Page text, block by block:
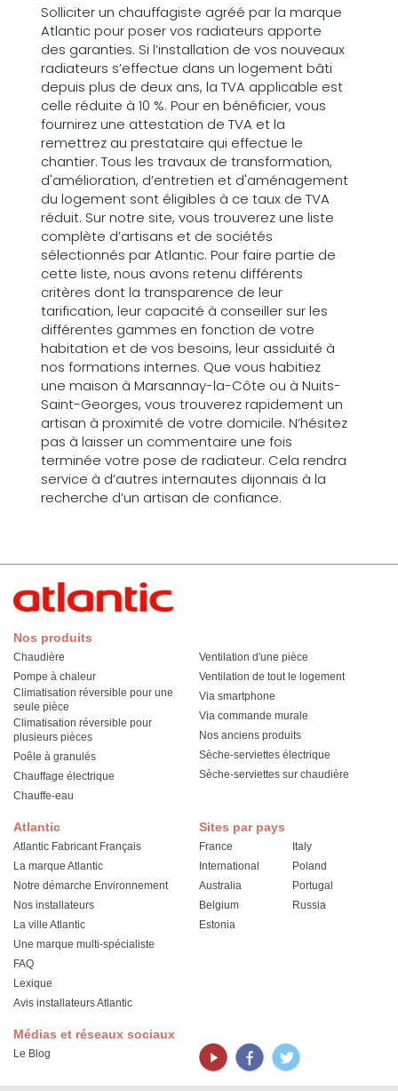
Solliciter un chauffagiste agréé par la marque
Atlantic pour poser vos radiateurs apporte
des garanties. Si l’installation de vos nouveaux
radiateurs s’effectue dans un logement bâti
depuis plus de deux ans, la TVA applicable est
celle réduite à 10 %. Pour en bénéficier, vous
fournirez une attestation de TVA et la
remettrez au prestataire qui effectue le
chantier. Tous les travaux de transformation,
d'amélioration, d’entretien et d'aménagement
du logement sont éligibles à ce taux de TVA
réduit. Sur notre site, vous trouverez une liste
complète d’artisans et de sociétés
sélectionnés par Atlantic. Pour faire partie de
cette liste, nous avons retenu différents
critères dont la transparence de leur
tarification, leur capacité à conseiller sur les
différentes gammes en fonction de votre
habitation et de vos besoins, leur assiduité à
nos formations internes. Que vous habitiez
une maison à Marsannay-la-Côte ou à Nuits-
Saint-Georges, vous trouverez rapidement un
artisan à proximité de votre domicile. N’hésitez
pas à laisser un commentaire une fois
terminée votre pose de radiateur. Cela rendra
service à d’autres internautes dijonnais à la
recherche d’un artisan de confiance.
Atlantic
Atlantic Fabricant Français
La marque Atlantic
Notre démarche Environnement
Nos installateurs
La ville Atlantic
Une marque multi-spécialiste
FAQ
Lexique
Avis installateurs Atlantic
Nos produits
Chaudière
Pompe à chaleur
Climatisation réversible pour une
seule pièce
Climatisation réversible pour
plusieurs pièces
Poêle à granulés
Chauffage électrique
Chauffe-eau
Ventilation d'une pièce
Ventilation de tout le logement
Via smartphone
Via commande murale
Nos anciens produits
Sèche-serviettes électrique
Sèche-serviettes sur chaudière
Sites par pays
France
International
Australia
Belgium
Estonia
Italy
Poland
Portugal
Russia
Médias et réseaux sociaux
Le Blog